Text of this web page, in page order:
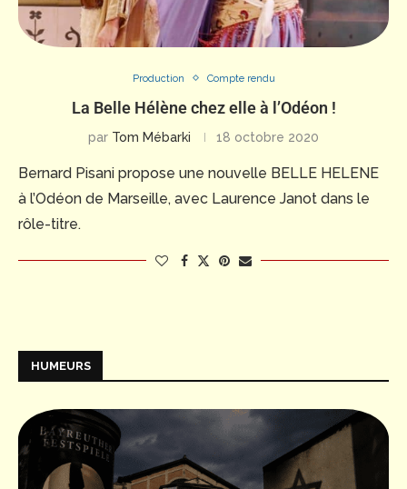
Production Compte rendu
La Belle Hélène chez elle à l’Odéon !
par Tom Mébarki 18 octobre 2020
Bernard Pisani propose une nouvelle BELLE HELENE
à l’Odéon de Marseille, avec Laurence Janot dans le
rôle-titre.
HUMEURS